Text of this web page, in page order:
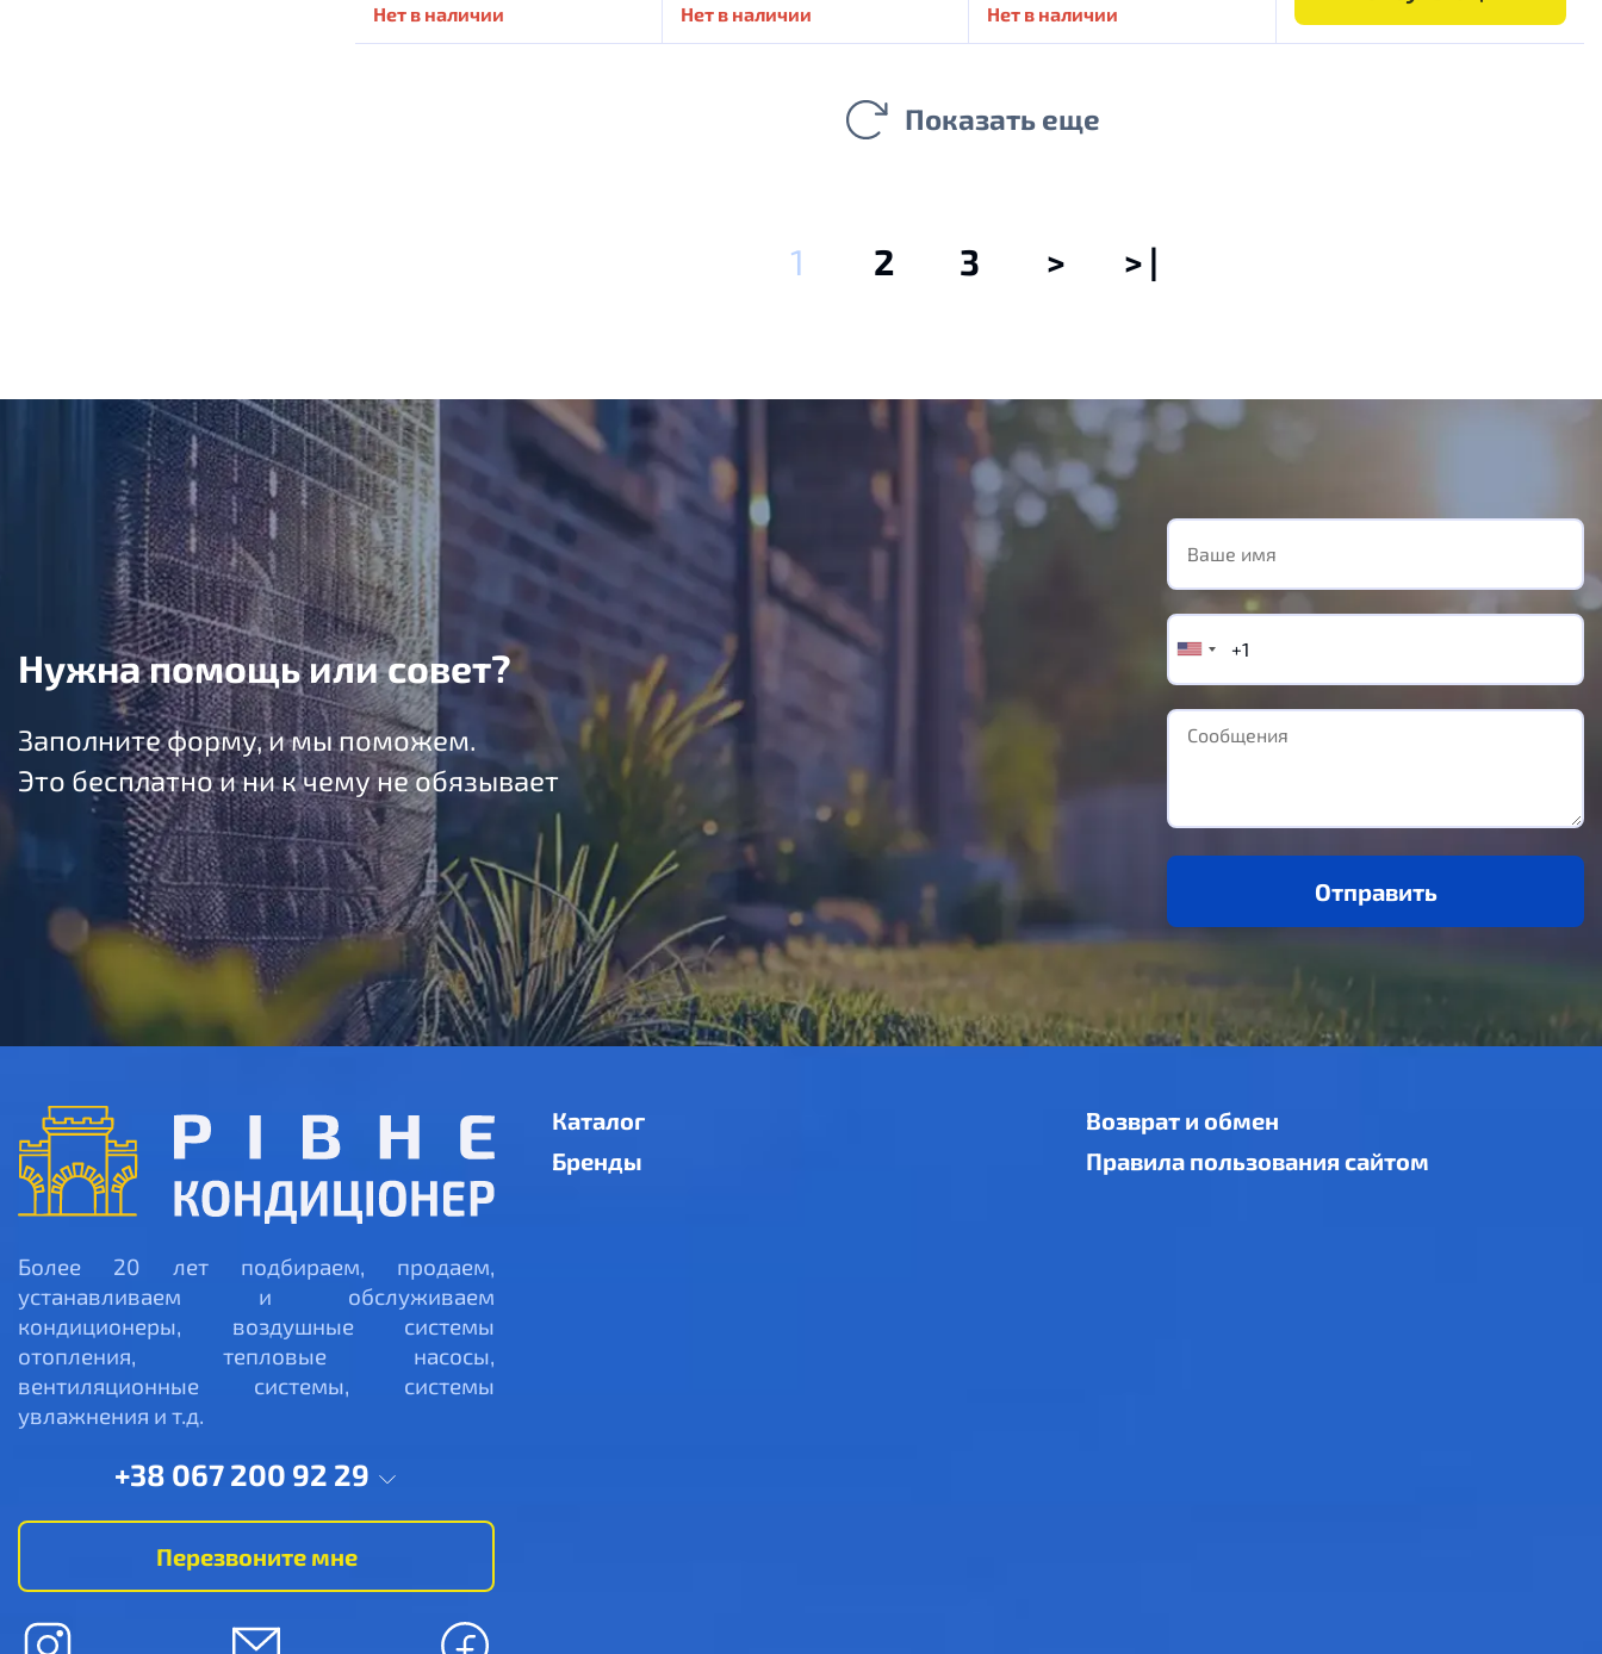
Нет в наличии Нет в наличии Нет в наличии
Показать еще
1 2 3 > > |
Нужна помощь или совет?
Заполните форму, и мы поможем.
Это бесплатно и ни к чему не обязывает
Отправить
Более 20 лет подбираем, продаем,
устанавливаем и обслуживаем
кондиционеры, воздушные системы
отопления, тепловые насосы,
вентиляционные системы, системы
увлажнения и т.д.
+38 067 200 92 29
Перезвоните мне
Каталог
Бренды
Возврат и обмен
Правила пользования сайтом